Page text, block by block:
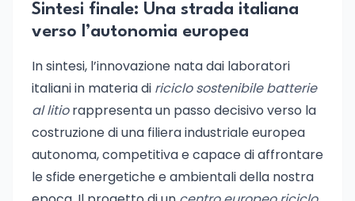
Sintesi finale: Una strada italiana
verso l’autonomia europea
In sintesi, l’innovazione nata dai laboratori
italiani in materia di riciclo sostenibile batterie
al litiorappresenta un passo decisivo verso la
costruzione di una filiera industriale europea
autonoma, competitiva e capace di affrontare
le sfide energetiche e ambientali della nostra